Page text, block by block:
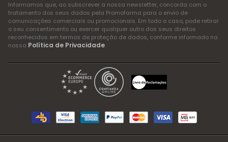
Informamos que, ao subscrever a nossa newsletter, concorda com o
tratamento dos seus dados pela Promofarma para o envio de
comunicações comerciais ou promocionais. Em todo o caso, pode retirar
o seu consentimento ou exercer qualquer outro dos seus direitos
reconhecidos em termos de proteção de dados, conforme informado na
nossa Política de Privacidade.